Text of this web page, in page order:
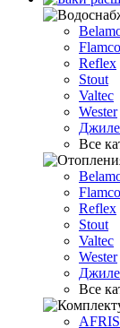
Flamco
Reflex
Stout
Valtec
Wester
Все
Flamco
Reflex
Stout
Valtec
Wester
Все